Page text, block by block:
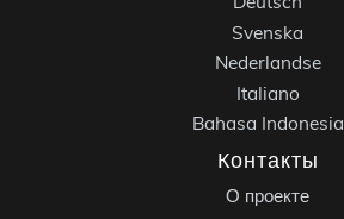
Svenska
Nederlandse
Italiano
Bahasa Indonesia
Контакты
О проекте